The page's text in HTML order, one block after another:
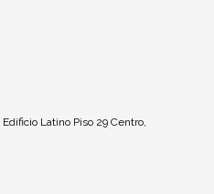
Latino Piso 29 Centro,